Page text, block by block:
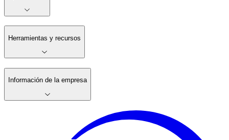
Herramientas y recursos
Información de la empresa